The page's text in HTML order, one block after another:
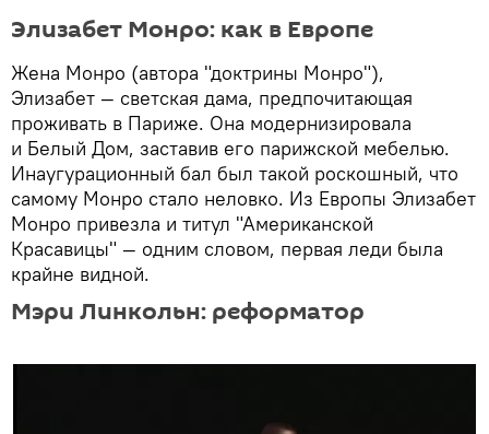
Элизабет Монро: как в Европе
Жена Монро (автора "доктрины Монро"),
Элизабет — светская дама, предпочитающая
проживать в Париже. Она модернизировала
и Белый Дом, заставив его парижской мебелью.
Инаугурационный бал был такой роскошный, что
самому Монро стало неловко. Из Европы Элизабет
Монро привезла и титул "Американской
Красавицы" — одним словом, первая леди была
крайне видной.
Мэри Линкольн: реформатор